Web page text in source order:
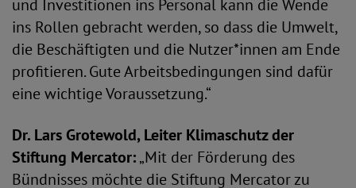
und Investitionen ins Personal kann die Wende
ins Rollen gebracht werden, so dass die Umwelt,
die Beschäftigten und die Nutzer*innen am Ende
profitieren. Gute Arbeitsbedingungen sind dafür
eine wichtige Voraussetzung.“
Dr. Lars Grotewold, Leiter Klimaschutz der
Stiftung Mercator:„Mit der Förderung des
Bündnisses möchte die Stiftung Mercator zu